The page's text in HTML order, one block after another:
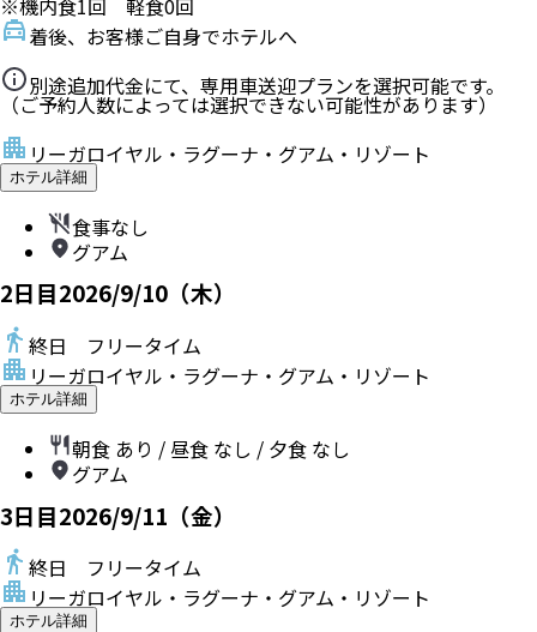
着後、お客様ご自身でホテルへ
別途追加代金にて、専用車送迎プランを選択可能です。
（ご予約人数によっては選択できない可能性があります）
リーガロイヤル・ラグーナ・グアム・リゾート
ホテル詳細
食事なし
グアム
2日目2026/9/10（木）
終日 フリータイム
リーガロイヤル・ラグーナ・グアム・リゾート
ホテル詳細
朝食 あり / 昼食 なし / 夕食 なし
グアム
3日目2026/9/11（金）
終日 フリータイム
リーガロイヤル・ラグーナ・グアム・リゾート
ホテル詳細